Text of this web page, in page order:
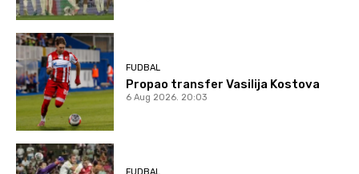
FUDBAL
Propao transfer Vasilija Kostova
6 Aug 2026. 20:03
FUDBAL